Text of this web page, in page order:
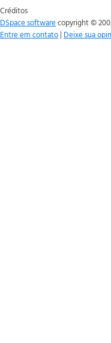
Créditos
DSpace softwarecopyright ©
Entre em contato | Deixe sua